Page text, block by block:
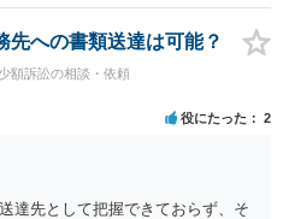
先への書類送達は可能？
額訴訟の相談・依頼
役にたった 2
達先として把握できておらず、そ